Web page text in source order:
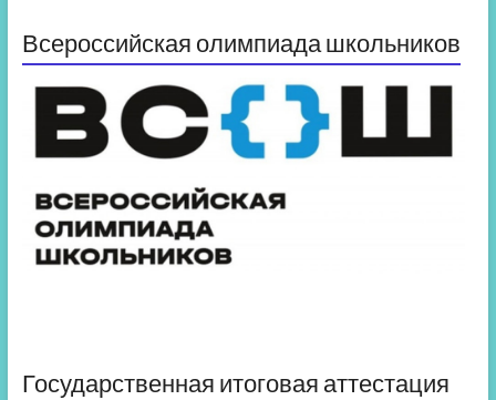
Всероссийская олимпиада школьников
Государственная итоговая аттестация